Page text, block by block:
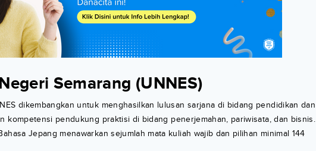
Semarang (UNNES)
dikembangkan untuk menghasilkan lulusan sarjana di bidang pendidikan dan
kompetensi pendukung praktisi di bidang penerjemahan, pariwisata, dan bisnis.
Jepang menawarkan sejumlah mata kuliah wajib dan pilihan minimal 144